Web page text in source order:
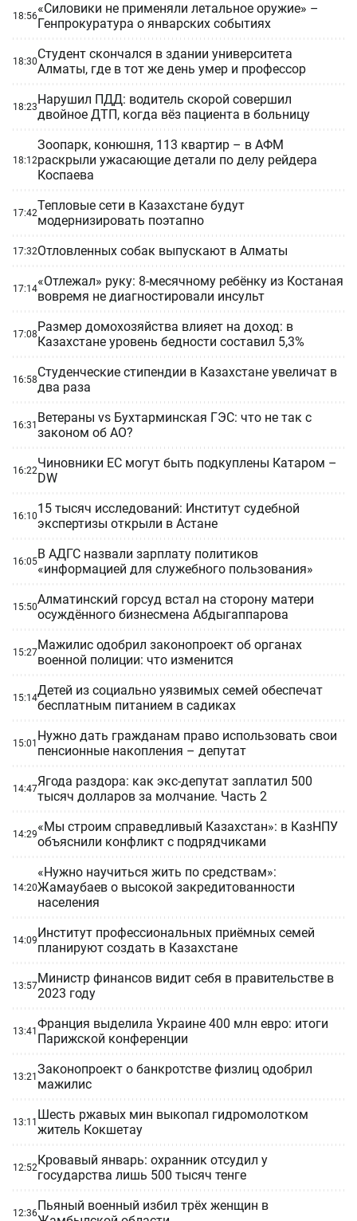
18:56«Силовики не применяли летальное оружие» –
Генпрокуратура о январских событиях
18:30Студент скончался в здании университета
Алматы, где в тот же день умер и профессор
18:23Нарушил ПДД: водитель скорой совершил
двойное ДТП, когда вёз пациента в больницу
18:12
Зоопарк, конюшня, 113 квартир – в АФМ
раскрыли ужасающие детали по делу рейдера
Коспаева
17:42Тепловые сети в Казахстане будут
модернизировать поэтапно
17:32Отловленных собак выпускают в Алматы
17:14«Отлежал» руку: 8-месячному ребёнку из Костаная
вовремя не диагностировали инсульт
17:08Размер домохозяйства влияет на доход: в
Казахстане уровень бедности составил 5,3%
16:58Студенческие стипендии в Казахстане увеличат в
два раза
16:31 Ветераны vs Бухтарминская ГЭС: что не так с
законом об АО?
16:22Чиновники ЕС могут быть подкуплены Катаром –
DW
16:1015 тысяч исследований: Институт судебной
экспертизы открыли в Астане
16:05В АДГС назвали зарплату политиков
«информацией для служебного пользования»
15:50Алматинский горсуд встал на сторону матери
осуждённого бизнесмена Абдыгаппарова
15:27Мажилис одобрил законопроект об органах
военной полиции: что изменится
15:14Детей из социально уязвимых семей обеспечат
бесплатным питанием в садиках
15:01 Нужно дать гражданам право использовать свои
пенсионные накопления – депутат
14:47Ягода раздора: как экс-депутат заплатил 500
тысяч долларов за молчание. Часть 2
14:29«Мы строим справедливый Казахстан»: в КазНПУ
объяснили конфликт с подрядчиками
14:20
«Нужно научиться жить по средствам»:
Жамаубаев о высокой закредитованности
населения
14:09Институт профессиональных приёмных семей
планируют создать в Казахстане
13:57Министр финансов видит себя в правительстве в
2023 году
13:41 Франция выделила Украине 400 млн евро: итоги
Парижской конференции
13:21 Законопроект о банкротстве физлиц одобрил
мажилис
13:11 Шесть ржавых мин выкопал гидромолотком
житель Кокшетау
12:52Кровавый январь: охранник отсудил у
государства лишь 500 тысяч тенге
12:36Пьяный военный избил трёх женщин в